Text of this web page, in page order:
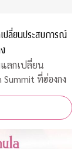
ปลี่ยนประสบการณ์
ลกเปลี่ยน
ที่ฮ่องกง